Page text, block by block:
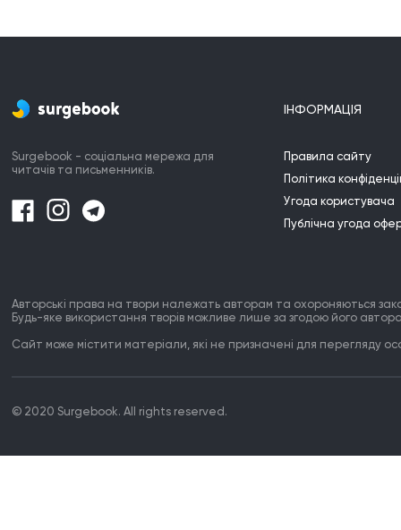
Surgebook - соціальна мережа для
читачів та письменників.
ІНФОРМАЦІЯ
Правила сайту
Політика
Угода користувача
Публічна угода
Авторські права на твори належать авторам та охороняються
Будь-яке використання творів можливе лише за згодою його
Сайт може містити матеріали, які не призначені для перегляду
© 2020 Surgebook. All rights reserved.